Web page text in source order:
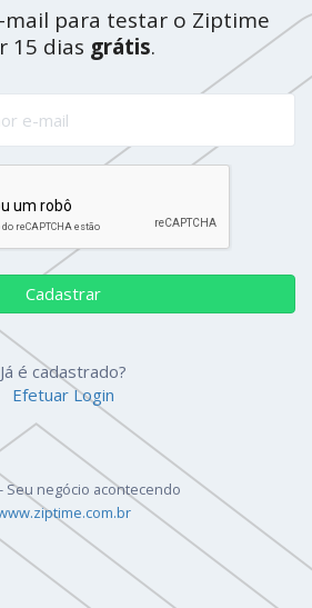
mail para testar o Ziptime
15 dias grátis.
Cadastrar
Já é cadastrado?
Efetuar Login
Seu negócio acontecendo